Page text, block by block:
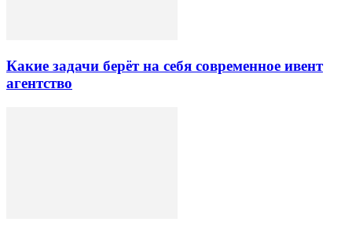
Какие задачи берёт на себя современное ивент
агентство